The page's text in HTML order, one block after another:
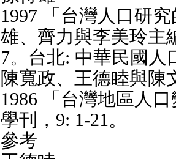
1997 「台灣人口研
雄、齊力與李美玲主
7。台北: 中華民國人
陳寬政、王德睦與陳
1986 「台灣地區人
學刊，9: 1-21。
參考